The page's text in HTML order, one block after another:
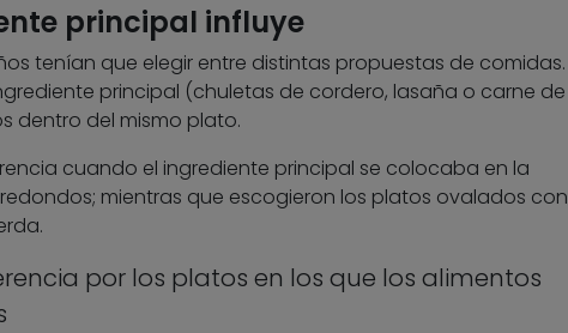
principal influye
tenían que elegir entre distintas propuestas de comidas.
principal (chuletas de cordero, lasaña o carne de
dentro del mismo plato.
cuando el ingrediente principal se colocaba en la
mientras que escogieron los platos ovalados con
por los platos en los que los alimentos